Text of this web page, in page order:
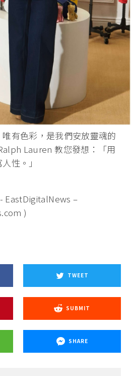
有色彩，是我們安放靈魂的
Lauren 教您發想：「用
性。」
EastDigitalNews –
)
TWEET
SUBMIT
SHARE